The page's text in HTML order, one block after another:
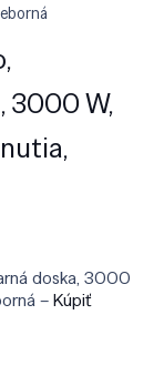
3000 W,
doska, 3000
–Kúpiť